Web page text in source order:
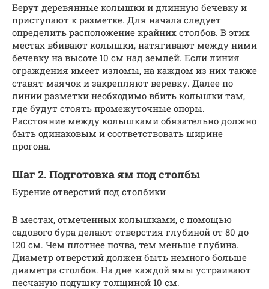
Берут деревянные колышки и длинную бечевку и
приступают к разметке. Для начала следует
определить расположение крайних столбов. В этих
местах вбивают колышки, натягивают между ними
бечевку на высоте 10 см над землей. Если линия
ограждения имеет изломы, на каждом из них также
ставят маячок и закрепляют веревку. Далее по
линии разметки необходимо вбить колышки там,
где будут стоять промежуточные опоры.
Расстояние между колышками обязательно должно
быть одинаковым и соответствовать ширине
прогона.
Шаг 2. Подготовка ям под столбы
Бурение отверстий под столбики
В местах, отмеченных колышками, с помощью
садового бура делают отверстия глубиной от 80 до
120 см. Чем плотнее почва, тем меньше глубина.
Диаметр отверстий должен быть немного больше
диаметра столбов. На дне каждой ямы устраивают
песчаную подушку толщиной 10 см.